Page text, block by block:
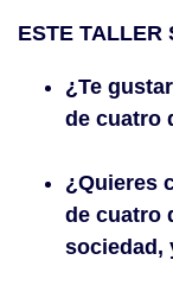
ESTE TALLER
¿Te
de cuatro
¿Quieres
de cuatro
sociedad,